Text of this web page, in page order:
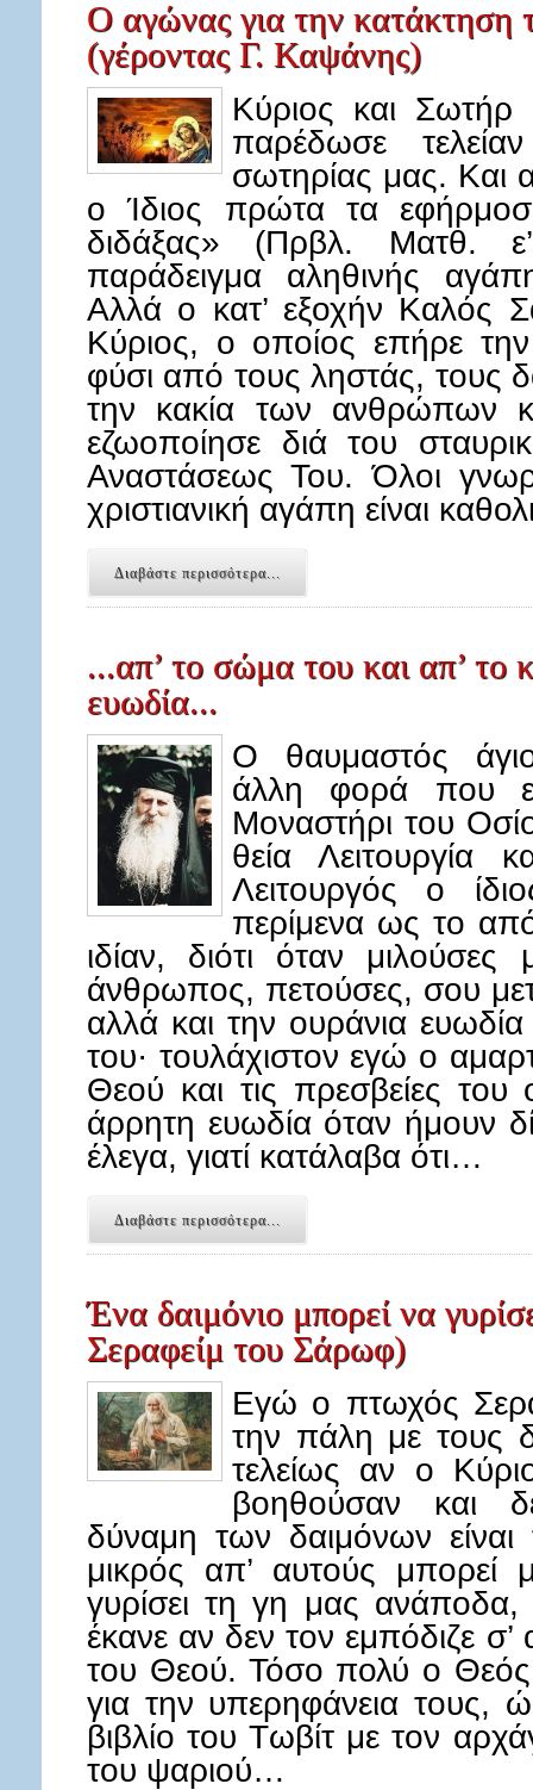
Ο αγώνας για την κατάκτηση
(γέροντας Γ. Καψάνης)
Κύριος και
παρέδωσε
σωτηρίας μας. Και
ο Ίδιος πρώτα τα
διδάξας» (Πρβλ. Ματθ.
παράδειγμα αληθινής
Αλλά ο κατ’ εξοχήν Καλός
Κύριος, ο οποίος επήρε
φύσι από τους ληστάς, τους
την κακία των ανθρώπων
εζωοποίησε διά του
Αναστάσεως Του. Όλοι
χριστιανική αγάπη είναι
Διαβάστε περισσότερα...
...απ’ το σώμα του και απ’ το
ευωδία...
Ο θαυμαστός
άλλη φορά που
Μοναστήρι του
θεία Λειτουργία
Λειτουργός ο
περίμενα ως το
ιδίαν, διότι όταν
άνθρωπος, πετούσες, σου
αλλά και την ουράνια
του· τουλάχιστον εγώ ο
Θεού και τις πρεσβείες
άρρητη ευωδία όταν ήμουν
έλεγα, γιατί κατάλαβα ότι…
Διαβάστε περισσότερα...
Ένα δαιμόνιο μπορεί να
Σεραφείμ του Σάρωφ)
Εγώ ο πτωχός
την πάλη με τους
τελείως αν ο
βοηθούσαν και
δύναμη των δαιμόνων
μικρός απ’ αυτούς
γυρίσει τη γη μας
έκανε αν δεν τον εμπόδιζε
του Θεού. Τόσο πολύ ο Θεός
για την υπερηφάνεια τους,
βιβλίο του Τωβίτ με τον
του ψαριού…